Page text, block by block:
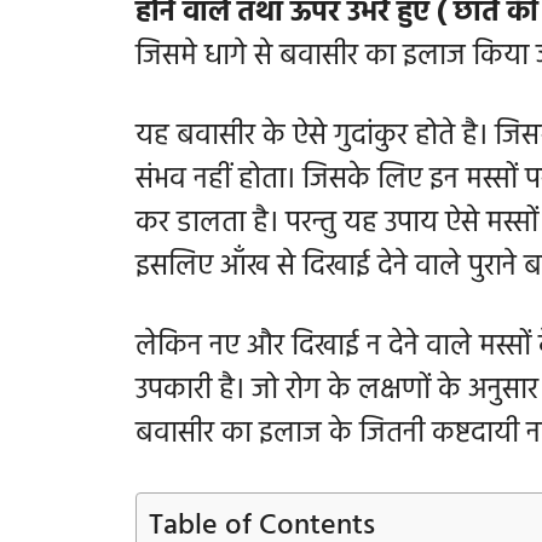
होने वाले तथा ऊपर उभरे हुए ( छाते
जिसमे धागे से बवासीर का इलाज किया
यहबवासीर के ऐसे गुदांकुर होते है।
संभव नहीं होता। जिसके लिए इन मस्सों
कर डालता है। परन्तु यह उपाय ऐसे
इसलिए आँख से दिखाई देने वाले पुराने
लेकिन नए और दिखाई न देने वाले
उपकारी है। जो रोग के लक्षणों के
बवासीर का इलाज के जितनी
Table of Contents